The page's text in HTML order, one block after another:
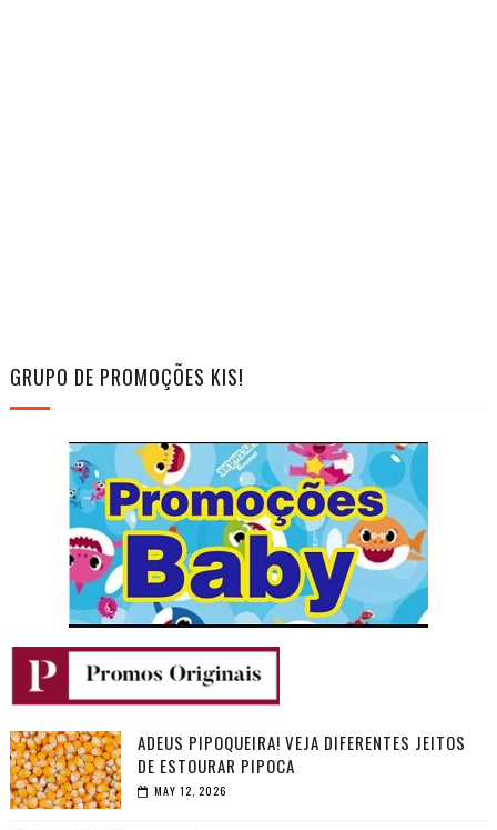
GRUPO DE PROMOÇÕES KIS!
ADEUS PIPOQUEIRA! VEJA DIFERENTES JEITOS
DE ESTOURAR PIPOCA
MAY 12, 2026